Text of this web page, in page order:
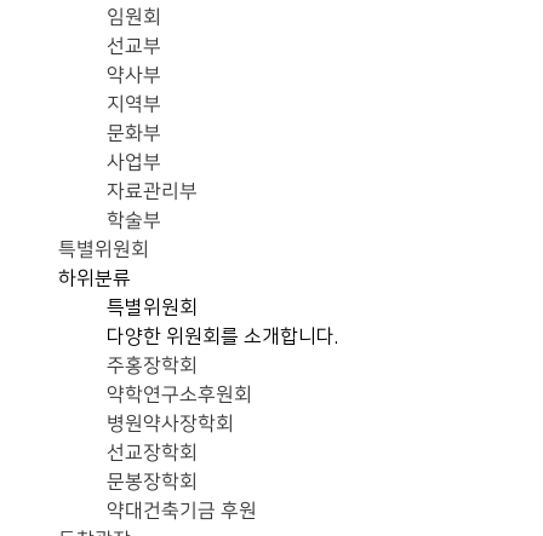
임원회
선교부
약사부
지역부
문화부
사업부
자료관리부
학술부
특별위원회
하위분류
특별위원회
다양한 위원회를 소개합니다.
주홍장학회
약학연구소후원회
병원약사장학회
선교장학회
문봉장학회
약대건축기금 후원